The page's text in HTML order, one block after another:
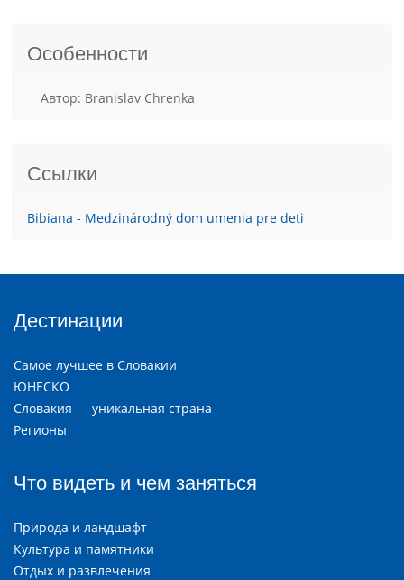
Особенности
Aвтор: Branislav Chrenka
Ссылки
Bibiana - Medzinárodný dom umenia pre deti
Дестинации
Самое лучшее в Словакии
ЮНЕСКО
Словакия — уникальная страна
Регионы
Что видеть и чем заняться
Природа и ландшафт
Культура и памятники
Отдых и развлечения